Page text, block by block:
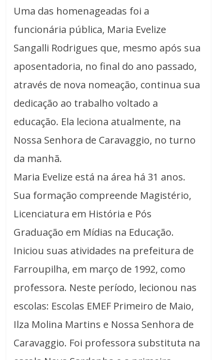
Uma das homenageadas foi a
funcionária pública, Maria Evelize
Sangalli Rodrigues que, mesmo após sua
aposentadoria, no final do ano passado,
através de nova nomeação, continua sua
dedicação ao trabalho voltado a
educação. Ela leciona atualmente, na
Nossa Senhora de Caravaggio, no turno
da manhã.
Maria Evelize está na área há 31 anos.
Sua formação compreende Magistério,
Licenciatura em História e Pós
Graduação em Mídias na Educação.
Iniciou suas atividades na prefeitura de
Farroupilha, em março de 1992, como
professora. Neste período, lecionou nas
escolas: Escolas EMEF Primeiro de Maio,
Ilza Molina Martins e Nossa Senhora de
Caravaggio. Foi professora substituta na